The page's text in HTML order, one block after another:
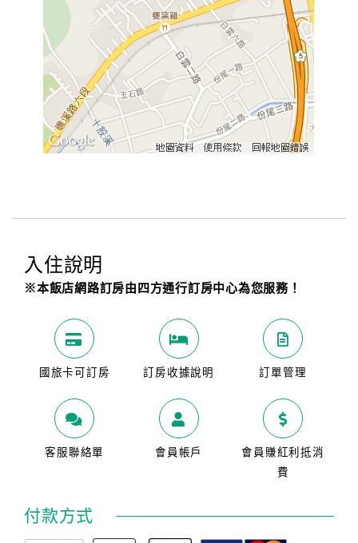
入住說明
※本飯店網路訂房由四方通行訂房中心為您服務！
國旅卡可訂房 訂房收據說明 訂單管理
客服聯絡單 會員帳戶
會員賺紅利抵消
費
付款方式